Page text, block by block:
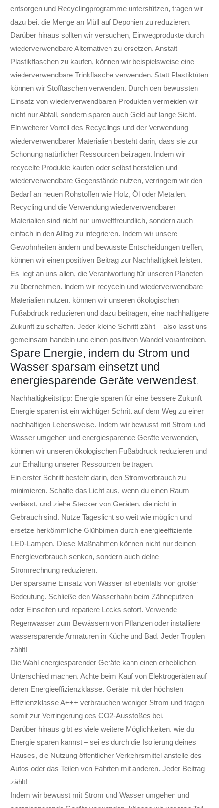
entsorgen und Recyclingprogramme unterstützen, tragen wir
dazu bei, die Menge an Müll auf Deponien zu reduzieren.
Darüber hinaus sollten wir versuchen, Einwegprodukte durch
wiederverwendbare Alternativen zu ersetzen. Anstatt
Plastikflaschen zu kaufen, können wir beispielsweise eine
wiederverwendbare Trinkflasche verwenden. Statt Plastiktüten
können wir Stofftaschen verwenden. Durch den bewussten
Einsatz von wiederverwendbaren Produkten vermeiden wir
nicht nur Abfall, sondern sparen auch Geld auf lange Sicht.
Ein weiterer Vorteil des Recyclings und der Verwendung
wiederverwendbarer Materialien besteht darin, dass sie zur
Schonung natürlicher Ressourcen beitragen. Indem wir
recycelte Produkte kaufen oder selbst herstellen und
wiederverwendbare Gegenstände nutzen, verringern wir den
Bedarf an neuen Rohstoffen wie Holz, Öl oder Metallen.
Recycling und die Verwendung wiederverwendbarer
Materialien sind nicht nur umweltfreundlich, sondern auch
einfach in den Alltag zu integrieren. Indem wir unsere
Gewohnheiten ändern und bewusste Entscheidungen treffen,
können wir einen positiven Beitrag zur Nachhaltigkeit leisten.
Es liegt an uns allen, die Verantwortung für unseren Planeten
zu übernehmen. Indem wir recyceln und wiederverwendbare
Materialien nutzen, können wir unseren ökologischen
Fußabdruck reduzieren und dazu beitragen, eine nachhaltigere
Zukunft zu schaffen. Jeder kleine Schritt zählt – also lasst uns
gemeinsam handeln und einen positiven Wandel vorantreiben.
Spare Energie, indem du Strom und
Wasser sparsam einsetzt und
energiesparende Geräte verwendest.
Nachhaltigkeitstipp: Energie sparen für eine bessere Zukunft
Energie sparen ist ein wichtiger Schritt auf dem Weg zu einer
nachhaltigen Lebensweise. Indem wir bewusst mit Strom und
Wasser umgehen und energiesparende Geräte verwenden,
können wir unseren ökologischen Fußabdruck reduzieren und
zur Erhaltung unserer Ressourcen beitragen.
Ein erster Schritt besteht darin, den Stromverbrauch zu
minimieren. Schalte das Licht aus, wenn du einen Raum
verlässt, und ziehe Stecker von Geräten, die nicht in
Gebrauch sind. Nutze Tageslicht so weit wie möglich und
ersetze herkömmliche Glühbirnen durch energieeffiziente
LED-Lampen. Diese Maßnahmen können nicht nur deinen
Energieverbrauch senken, sondern auch deine
Stromrechnung reduzieren.
Der sparsame Einsatz von Wasser ist ebenfalls von großer
Bedeutung. Schließe den Wasserhahn beim Zähneputzen
oder Einseifen und repariere Lecks sofort. Verwende
Regenwasser zum Bewässern von Pflanzen oder installiere
wassersparende Armaturen in Küche und Bad. Jeder Tropfen
zählt!
Die Wahl energiesparender Geräte kann einen erheblichen
Unterschied machen. Achte beim Kauf von Elektrogeräten auf
deren Energieeffizienzklasse. Geräte mit der höchsten
Effizienzklasse A+++ verbrauchen weniger Strom und tragen
somit zur Verringerung des CO2-Ausstoßes bei.
Darüber hinaus gibt es viele weitere Möglichkeiten, wie du
Energie sparen kannst – sei es durch die Isolierung deines
Hauses, die Nutzung öffentlicher Verkehrsmittel anstelle des
Autos oder das Teilen von Fahrten mit anderen. Jeder Beitrag
zählt!
Indem wir bewusst mit Strom und Wasser umgehen und